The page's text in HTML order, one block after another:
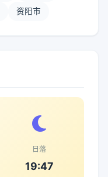
资阳市
日落
19:47